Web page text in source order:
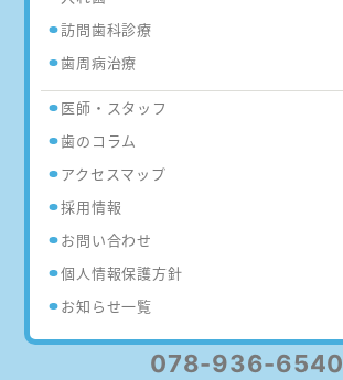
訪問歯科診療
歯周病治療
医師・スタッフ
歯のコラム
アクセスマップ
採用情報
お問い合わせ
個人情報保護方針
お知らせ一覧
078-936-6540